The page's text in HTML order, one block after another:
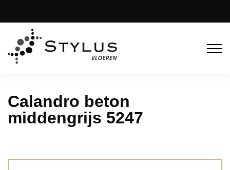
Calandro beton
middengrijs 5247